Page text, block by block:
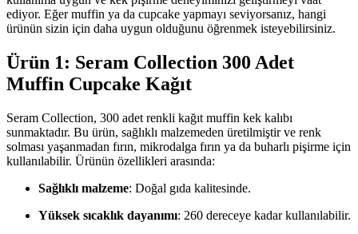
ediyor. Eğer muffin ya da cupcake yapmayı seviyorsanız, hangi
ürünün sizin için daha uygun olduğunu öğrenmek isteyebilirsiniz.
Ürün 1: Seram Collection 300 Adet
Muffin Cupcake Kağıt
Seram Collection, 300 adet renkli kağıt muffin kek kalıbı
sunmaktadır. Bu ürün, sağlıklı malzemeden üretilmiştir ve renk
solması yaşanmadan fırın, mikrodalga fırın ya da buharlı pişirme için
kullanılabilir. Ürünün özellikleri arasında:
Sağlıklı malzeme: Doğal gıda kalitesinde.
Yüksek sıcaklık dayanımı: 260 dereceye kadar kullanılabilir.